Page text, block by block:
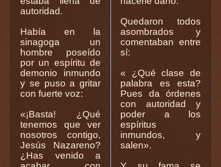
autoridad.
Había en la
sinagoga un
hombre poseído
por un espíritu de
demonio inmundo
y se puso a gritar
con fuerte voz:
«¡Basta! ¿Qué
tenemos que ver
nosotros contigo,
Jesús Nazareno?
¿Has venido a
Quedaron todos
asombrados y
comentaban entre
sí:
« ¿Qué clase de
palabra es esta?
Pues da órdenes
con autoridad y
poder a los
espíritus
inmundos, y
salen».